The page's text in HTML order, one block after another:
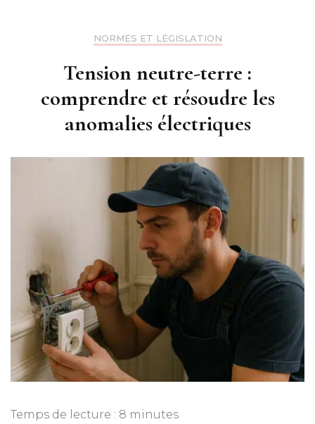
NORMES ET LÉGISLATION
Tension neutre-terre :
comprendre et résoudre les
anomalies électriques
Temps de lecture : 8 minutes